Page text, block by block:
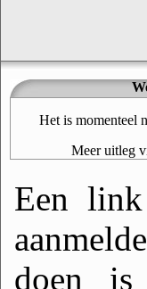
Het is momenteel
Meer uitleg
Een
doen